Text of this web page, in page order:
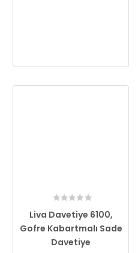
Liva Davetiye 6100,
Gofre Kabartmalı Sade
Davetiye